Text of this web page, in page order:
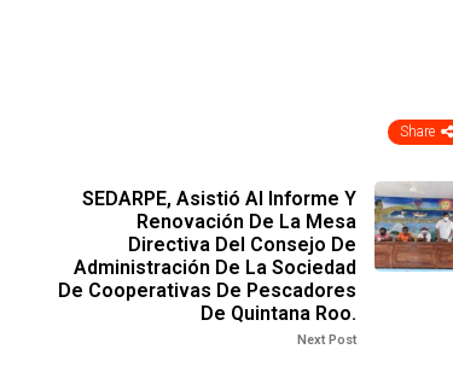
Share
SEDARPE, Asistió Al Informe Y
Renovación De La Mesa
Directiva Del Consejo De
Administración De La Sociedad
De Cooperativas De Pescadores
De Quintana Roo.
Next Post